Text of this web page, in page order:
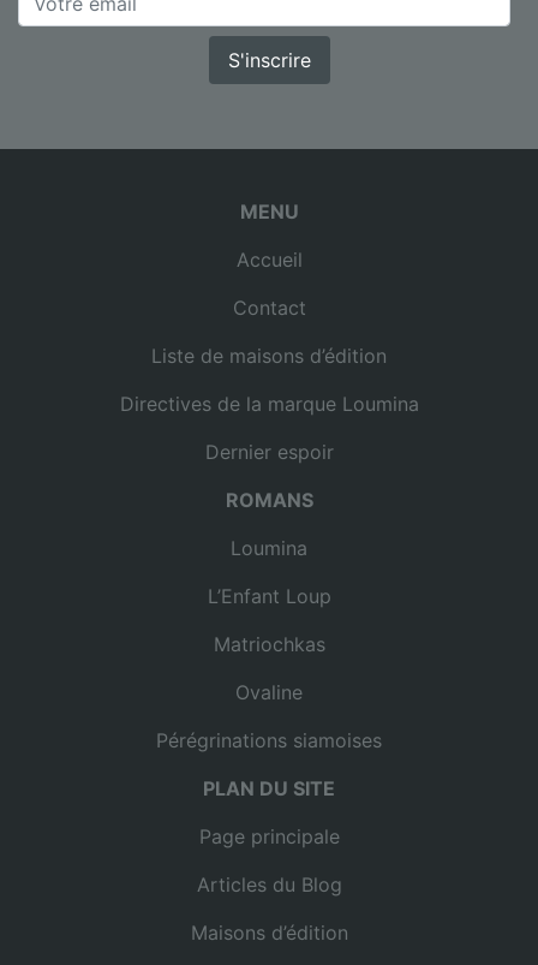
S'inscrire
MENU
Accueil
Contact
Liste de maisons d’édition
Directives de la marque Loumina
Dernier espoir
ROMANS
Loumina
L’Enfant Loup
Matriochkas
Ovaline
Pérégrinations siamoises
PLAN DU SITE
Page principale
Articles du Blog
Maisons d’édition